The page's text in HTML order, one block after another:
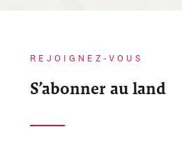
REJOIGNEZ-VOUS
S’abonner au land